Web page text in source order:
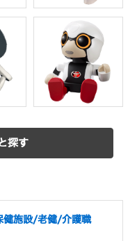
探す
健施設/老健/介護職